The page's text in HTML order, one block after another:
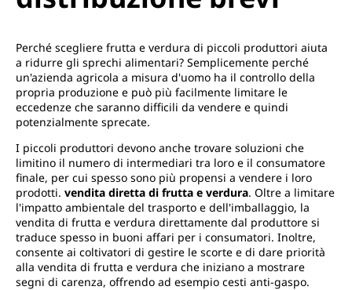
Perché scegliere frutta e verdura di piccoli produttori aiuta
a ridurre gli sprechi alimentari? Semplicemente perché
un'azienda agricola a misura d'uomo ha il controllo della
propria produzione e può più facilmente limitare le
eccedenze che saranno difficili da vendere e quindi
potenzialmente sprecate.
I piccoli produttori devono anche trovare soluzioni che
limitino il numero di intermediari tra loro e il consumatore
finale, per cui spesso sono più propensi a vendere i loro
prodotti. vendita diretta di frutta e verdura. Oltre a limitare
l'impatto ambientale del trasporto e dell'imballaggio, la
vendita di frutta e verdura direttamente dal produttore si
traduce spesso in buoni affari per i consumatori. Inoltre,
consente ai coltivatori di gestire le scorte e di dare priorità
alla vendita di frutta e verdura che iniziano a mostrare
segni di carenza, offrendo ad esempio cesti anti-gaspo.